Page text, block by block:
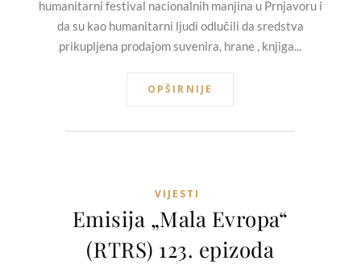
humanitarni festival nacionalnih manjina u Prnjavoru i
da su kao humanitarni ljudi odlučili da sredstva
prikupljena prodajom suvenira, hrane , knjiga...
OPŠIRNIJE
VIJESTI
Emisija „Mala Evropa“
(RTRS) 123. epizoda